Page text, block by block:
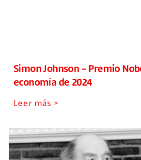
Simon Johnson – Premio
economía de 2024
Leer más >